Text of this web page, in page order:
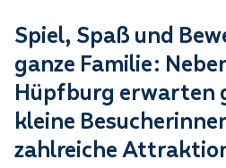
Spiel, Spaß und
ganze Familie:
Hüpfburg erwarten
kleine
zahlreiche